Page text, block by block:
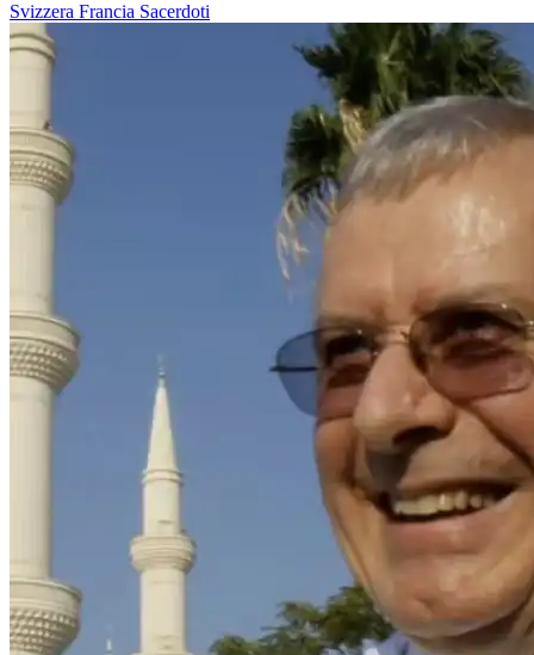
Svizzera Francia Sacerdoti